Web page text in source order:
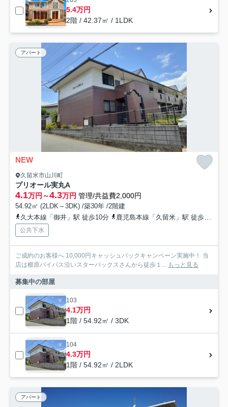
5.4万円
2階 / 42.37㎡ / 1LDK
アパート
NEW
久留米市山川町
プリオール実丸A
4.1万円～4.3万円 管理/共益費2,000円
54.92㎡ (2LDK～3DK) /築30年 /2階建
久大本線「御井」駅 徒歩10分
鹿児島本線「久留米」駅 徒歩28分
公共下水
ご成約のお客様へ 10,000円キャッシュバックキャンペーン実施中！ 当
店は櫛原バイパス沿いスターバックスさんから徒歩１... もっと見る
募集中の部屋
103
4.1万円
1階 / 54.92㎡ / 3DK
104
4.3万円
1階 / 54.92㎡ / 2LDK
アパート